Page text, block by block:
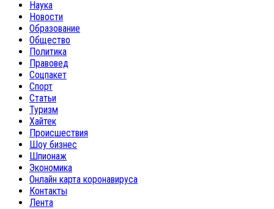
Наука
Новости
Образование
Общество
Политика
Правовед
Соцпакет
Спорт
Статьи
Туризм
Хайтек
Происшествия
Шоу бизнес
Шпионаж
Экономика
Онлайн карта коронавируса
Контакты
Лента